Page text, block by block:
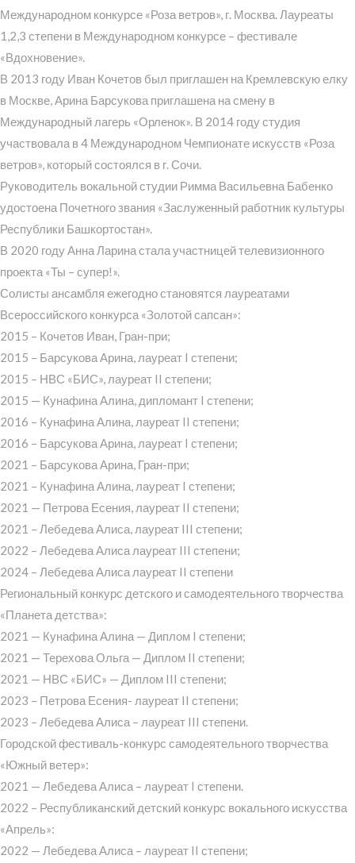
Международном конкурсе «Роза ветров», г. Москва. Лауреаты
1,2,3 степени в Международном конкурсе – фестивале
«Вдохновение».
В 2013 году Иван Кочетов был приглашен на Кремлевскую елку
в Москве, Арина Барсукова приглашена на смену в
Международный лагерь «Орленок». В 2014 году студия
участвовала в 4 Международном Чемпионате искусств «Роза
ветров», который состоялся в г. Сочи.
Руководитель вокальной студии Римма Васильевна Бабенко
удостоена Почетного звания «Заслуженный работник культуры
Республики Башкортостан».
В 2020 году Анна Ларина стала участницей телевизионного
проекта «Ты – супер!».
Солисты ансамбля ежегодно становятся лауреатами
Всероссийского конкурса «Золотой сапсан»:
2015 – Кочетов Иван, Гран-при;
2015 – Барсукова Арина, лауреат I степени;
2015 – НВС «БИС», лауреат II степени;
2015 — Кунафина Алина, дипломант I степени;
2016 – Кунафина Алина, лауреат II степени;
2016 – Барсукова Арина, лауреат I степени;
2021 – Барсукова Арина, Гран-при;
2021 – Кунафина Алина, лауреат I степени;
2021 — Петрова Есения, лауреат II степени;
2021 – Лебедева Алиса, лауреат III степени;
2022 – Лебедева Алиса лауреат III степени;
2024 – Лебедева Алиса лауреат II степени
Региональный конкурс детского и самодеятельного творчества
«Планета детства»:
2021 — Кунафина Алина — Диплом I степени;
2021 — Терехова Ольга — Диплом II степени;
2021 — НВС «БИС» — Диплом III степени;
2023 – Петрова Есения- лауреат II степени;
2023 – Лебедева Алиса – лауреат III степени.
Городской фестиваль-конкурс самодеятельного творчества
«Южный ветер»:
2021 — Лебедева Алиса – лауреат I степени.
2022 – Республиканский детский конкурс вокального искусства
«Апрель»:
2022 — Лебедева Алиса – лауреат II степени;